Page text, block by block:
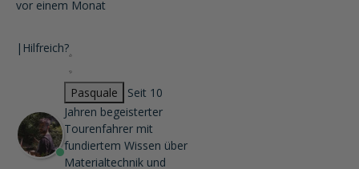
vor einem Monat
| Hilfreich?
Pasquale
Seit 10
Jahren begeisterter
Tourenfahrer mit
fundiertem Wissen über
Materialtechnik und